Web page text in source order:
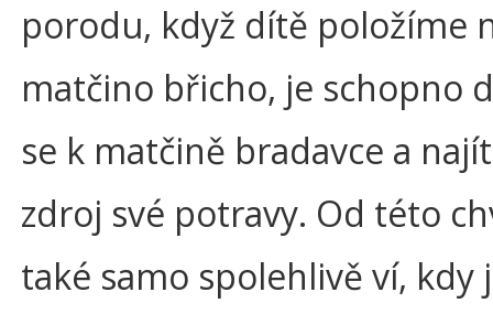
porodu, když dítě položíme
matčino břicho, je schopno
se k matčině bradavce a
zdroj své potravy. Od této
také samo spolehlivě ví, kdy